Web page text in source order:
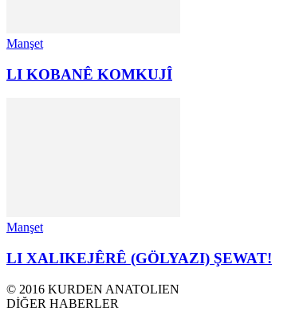
Manşet
LI KOBANÊ KOMKUJÎ
Manşet
LI XALIKEJÊRÊ (GÖLYAZI) ŞEWAT!
© 2016 KURDEN ANATOLIEN
DİĞER HABERLER